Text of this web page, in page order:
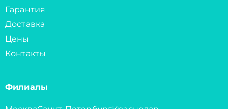
Гарантия
Доставка
Цены
Контакты
Филиалы